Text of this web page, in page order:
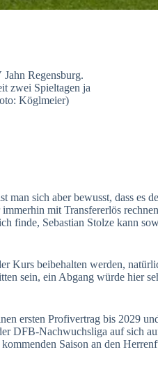
Regensburg.
zwei Spieltagen ja
Köglmeier)
sich aber bewusst, dass es
mit Transfererlös
finde, Sebastian Stolze kann
Kurs beibehalten werden,
sein, ein Abgang würde hier
ersten Profivertrag bis 2029
DFB-Nachwuchsliga auf sich
Saison an den